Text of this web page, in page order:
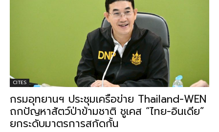
CITES
กรมอุทยานฯ ประชุมเครือข่าย Thailand-WEN
ถกปัญหาสัตว์ป่าข้ามชาติ ชูเคส “ไทย-อินเดีย”
ยกระดับมาตรการสกัดกั้น